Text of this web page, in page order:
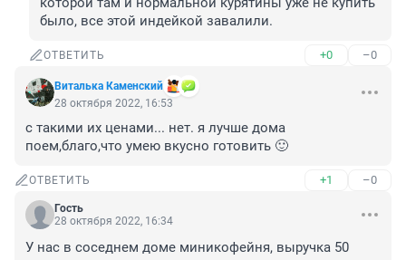
было, все этой индейкой завалили.
ОТВЕТИТЬ +0 –0
Виталька Каменский
28 октября 2022, 16:53
с такими их ценами... нет. я лучше дома
поем,благо,что умею вкусно готовить 🙂
ОТВЕТИТЬ +1 –0
Гость
28 октября 2022, 16:34
У нас в соседнем доме миникофейня, выручка 50